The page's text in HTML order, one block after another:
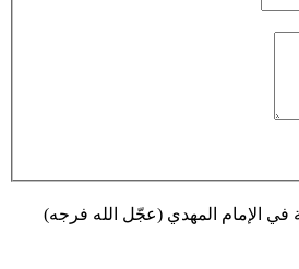
الإمام المهدي (عجّل الله فرجه)